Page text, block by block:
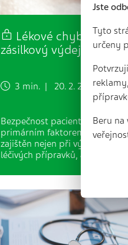
Lékové chyby vs.
zásilkový výdej Rx léčiv
3 min. | 20. 2. 2026
Bezpečnost pacienta. Ta je tím
primárním faktorem, který
zajištěn nejen při výdeji „Rx“
léčivých přípravků, ale i při…
Jste
Tyto
určeny
Beru na